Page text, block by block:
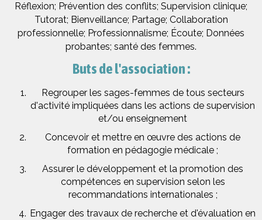
Réflexion; Prévention des conflits; Supervision clinique;
Tutorat; Bienveillance; Partage; Collaboration
professionnelle; Professionnalisme; Écoute; Données
probantes; santé des femmes.
Buts de l'association :
Regrouper les sages-femmes de tous secteurs
d'activité impliquées dans les actions de supervision
et/ou enseignement
Concevoir et mettre en œuvre des actions de
formation en pédagogie médicale ;
Assurer le développement et la promotion des
compétences en supervision selon les
recommandations internationales ;
Engager des travaux de recherche et d'évaluation en